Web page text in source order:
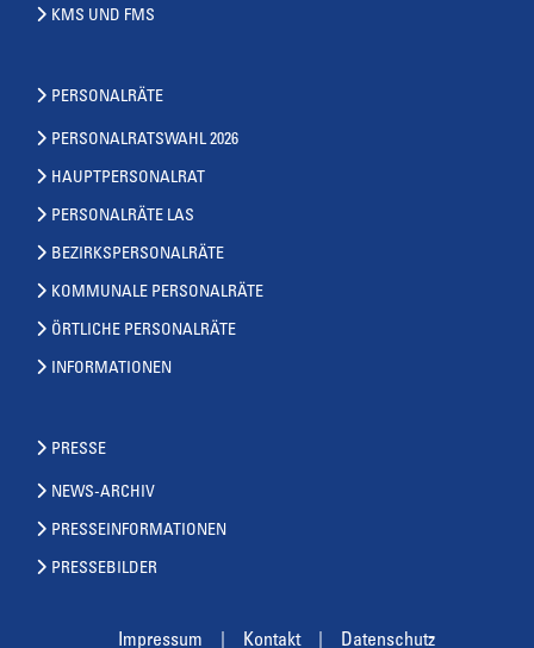
KMS UND FMS
PERSONALRÄTE
PERSONALRATSWAHL 2026
HAUPTPERSONALRAT
PERSONALRÄTE LAS
BEZIRKSPERSONALRÄTE
KOMMUNALE PERSONALRÄTE
ÖRTLICHE PERSONALRÄTE
INFORMATIONEN
PRESSE
NEWS-ARCHIV
PRESSEINFORMATIONEN
PRESSEBILDER
Impressum Kontakt Datenschutz